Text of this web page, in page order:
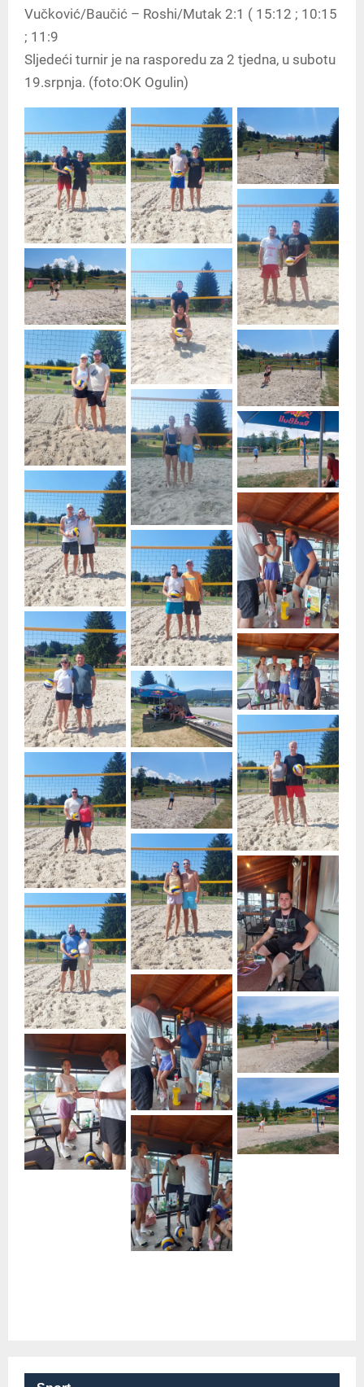
Vučković/Baučić – Roshi/Mutak 2:1 ( 15:12 ; 10:15
; 11:9
Sljedeći turnir je na rasporedu za 2 tjedna, u subotu
19.srpnja. (foto:OK Ogulin)